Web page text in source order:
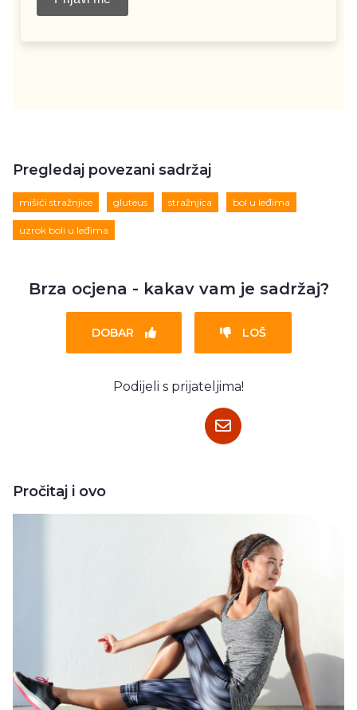
Pregledaj povezani sadržaj
mišići stražnjice gluteus stražnjica bol u leđima
uzrok boli u leđima
Brza ocjena - kakav vam je sadržaj?
DOBAR LOŠ
Podijeli s prijateljima!
Pročitaj i ovo